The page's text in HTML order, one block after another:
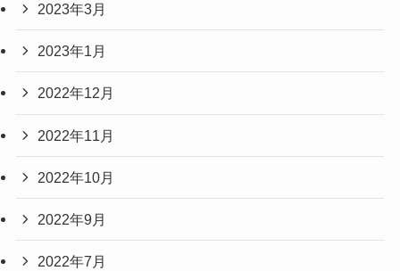
2023年3月
2023年1月
2022年12月
2022年11月
2022年10月
2022年9月
2022年7月